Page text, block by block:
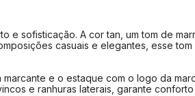
38
40
sofisticação. A cor tan, um tom de
casuais e elegantes, esse
e o estaque com o logo da
e ranhuras laterais, garante